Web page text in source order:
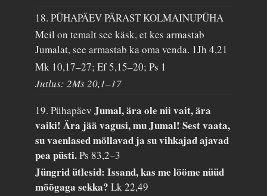
18. PÜHAPÄEV PÄRAST KOLMAINUPÜHA
Meil on temalt see käsk, et kes armastab
Jumalat, see armastab ka oma venda. 1Jh 4,21
Mk 10,17–27; Ef 5,15–20; Ps 1
Jutlus: 2Ms 20,1–17
19. PühapäevJumal, ära ole nii vait, ära
vaiki! Ära jää vagusi, mu Jumal! Sest vaata,
su vaenlased möllavad ja su vihkajad ajavad
pea püsti.Ps 83,2–3
Jüngrid ütlesid: Issand, kas me lööme nüüd
mõõgaga sekka?Lk 22,49